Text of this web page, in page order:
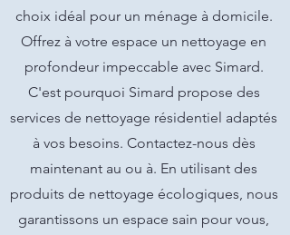
choix idéal pour un ménage à domicile.
Offrez à votre espace un nettoyage en
profondeur impeccable avec Simard.
C'est pourquoi Simard propose des
services de nettoyage résidentiel adaptés
à vos besoins. Contactez-nous dès
maintenant au ou à. En utilisant des
produits de nettoyage écologiques, nous
garantissons un espace sain pour vous,